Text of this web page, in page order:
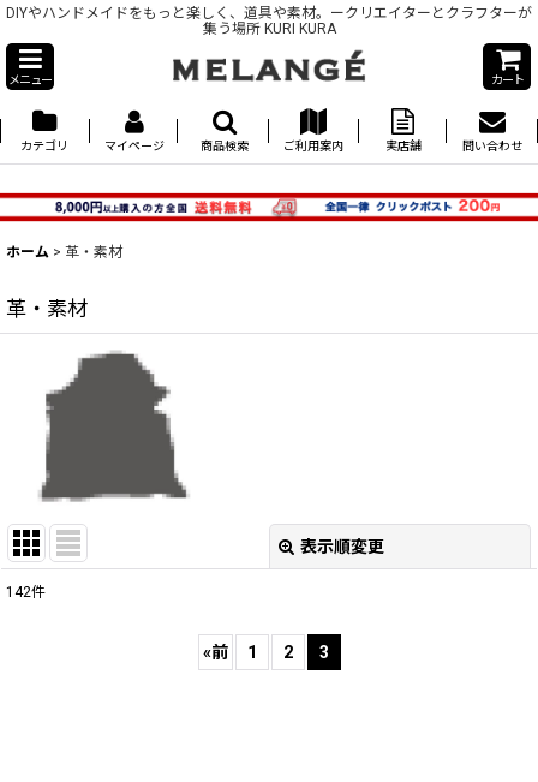
DIYやハンドメイドをもっと楽しく、道具や素材。ークリエイターとクラフターが
集う場所 KURI KURA
メニュー カート
カテゴリ マイページ 商品検索 ご利用案内 実店舗 問い合わせ
ホーム > 革・素材
革・素材
表示順変更
142件
«前 1 2 3